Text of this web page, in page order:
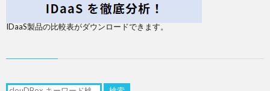
IDaaS製品の比較表がダウンロードできます。